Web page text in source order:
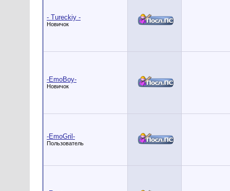
- Tureckiy -
Новичок
-EmoBoy-
Новичок
-EmoGril-
Пользователь